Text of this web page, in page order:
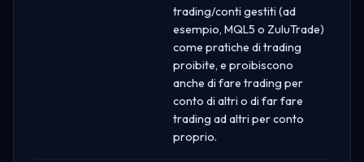
trading/conti gestiti (ad
esempio, MQL5 o ZuluTrade)
come pratiche di trading
proibite, e proibiscono
anche di fare trading per
conto di altri o di far fare
trading ad altri per conto
proprio.